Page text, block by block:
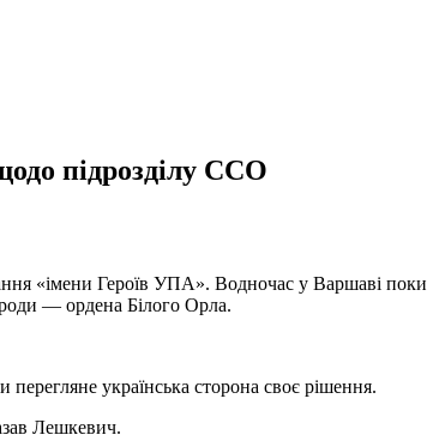
підрозділу ССО
«імени Героїв УПА». Водночас у Варшаві поки
— ордена Білого Орла.
українська сторона своє рішення.
Лешкевич.